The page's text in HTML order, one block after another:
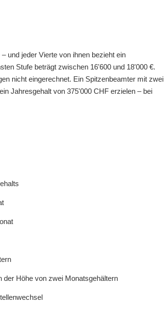
und jeder Vierte von ihnen bezieht ein
Stufe beträgt zwischen 16'600 und 18'000 €.
nicht eingerechnet. Ein Spitzenbeamter mit zwei
Jahresgehalt von 375'000 CHF erzielen – bei
der Höhe von zwei Monatsgehältern